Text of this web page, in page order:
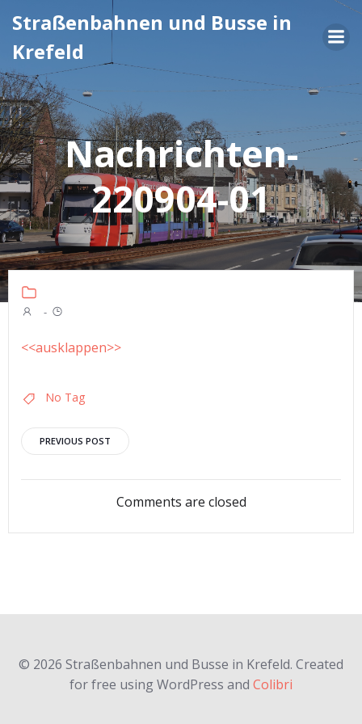
Inhalt
Straßenbahnen und Busse in
Krefeld
Nachrichten-
220904-01
-
<<ausklappen>>
No Tag
Post
navigation
PREVIOUS POST
Comments are closed
© 2026 Straßenbahnen und Busse in Krefeld. Created
for free using WordPress and Colibri